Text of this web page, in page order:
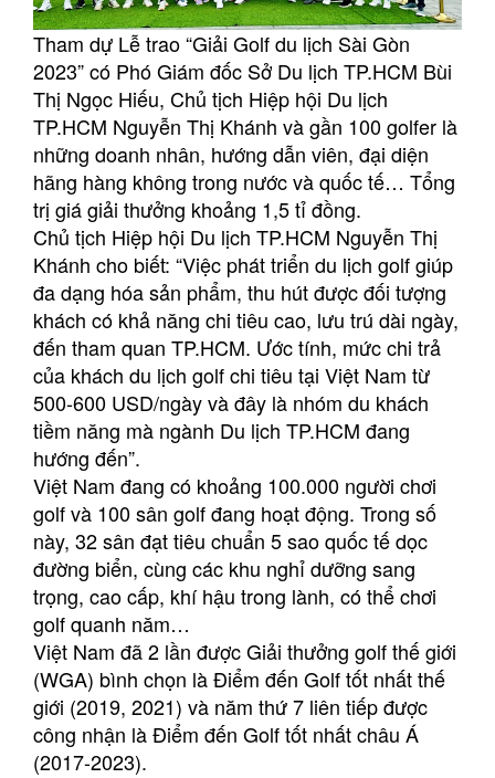
Tham dự Lễ trao “Giải Golf du lịch Sài Gòn
2023” có Phó Giám đốc Sở Du lịch TP.HCM Bùi
Thị Ngọc Hiếu, Chủ tịch Hiệp hội Du lịch
TP.HCM Nguyễn Thị Khánh và gần 100 golfer là
những doanh nhân, hướng dẫn viên, đại diện
hãng hàng không trong nước và quốc tế… Tổng
trị giá giải thưởng khoảng 1,5 tỉ đồng.
Chủ tịch Hiệp hội Du lịch TP.HCM Nguyễn Thị
Khánh cho biết: “Việc phát triển du lịch golf giúp
đa dạng hóa sản phẩm, thu hút được đối tượng
khách có khả năng chi tiêu cao, lưu trú dài ngày,
đến tham quan TP.HCM. Ước tính, mức chi trả
của khách du lịch golf chi tiêu tại Việt Nam từ
500-600 USD/ngày và đây là nhóm du khách
tiềm năng mà ngành Du lịch TP.HCM đang
hướng đến”.
Việt Nam đang có khoảng 100.000 người chơi
golf và 100 sân golf đang hoạt động. Trong số
này, 32 sân đạt tiêu chuẩn 5 sao quốc tế dọc
đường biển, cùng các khu nghỉ dưỡng sang
trọng, cao cấp, khí hậu trong lành, có thể chơi
golf quanh năm…
Việt Nam đã 2 lần được Giải thưởng golf thế giới
(WGA) bình chọn là Điểm đến Golf tốt nhất thế
giới (2019, 2021) và năm thứ 7 liên tiếp được
công nhận là Điểm đến Golf tốt nhất châu Á
(2017-2023).